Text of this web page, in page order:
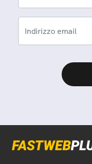
Indirizzo email